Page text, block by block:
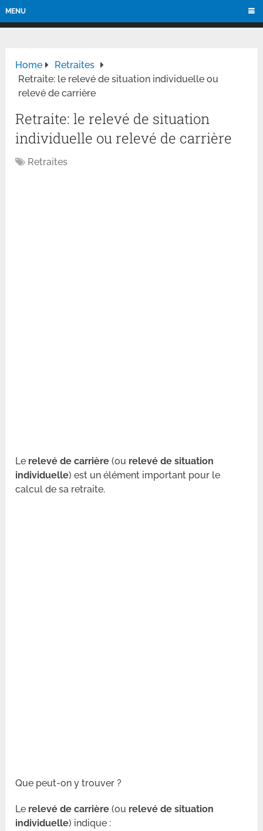
MENU
Home
Retraites
Retraite: le relevé de situation individuelle ou
relevé de carrière
Retraite: le relevé de situation
individuelle ou relevé de carrière
Retraites
Le relevé de carrière (ou relevé de situation
individuelle) est un élément important pour le
calcul de sa retraite.
Que peut-on y trouver ?
Le relevé de carrière (ou relevé de situation
individuelle) indique :